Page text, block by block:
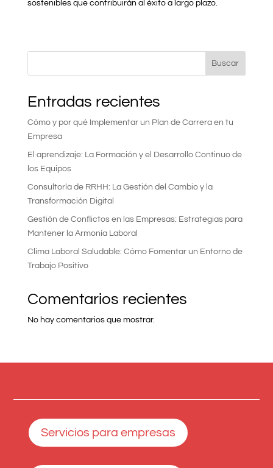
sostenibles que contribuirán al éxito a largo plazo.
Buscar
Entradas recientes
Cómo y por qué Implementar un Plan de Carrera en tu
Empresa
El aprendizaje: La Formación y el Desarrollo Continuo de
los Equipos
Consultoría de RRHH: La Gestión del Cambio y la
Transformación Digital
Gestión de Conflictos en las Empresas: Estrategias para
Mantener la Armonía Laboral
Clima Laboral Saludable: Cómo Fomentar un Entorno de
Trabajo Positivo
Comentarios recientes
No hay comentarios que mostrar.
Servicios para empresas